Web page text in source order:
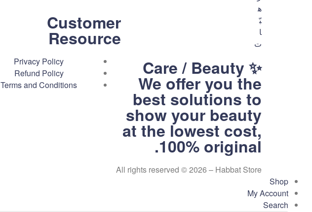
متجر
هبّات
💕
متجر
لك
ولكِ
ولكم
Care / Beauty ✨
We offer you the
best solutions to
show your beauty
at the lowest cost,
100% original.
Customer
Resource
Privacy Policy
Refund Policy
Terms and Conditions
All rights reserved © 2026 – Habbat Store
Shop
My Account
Search